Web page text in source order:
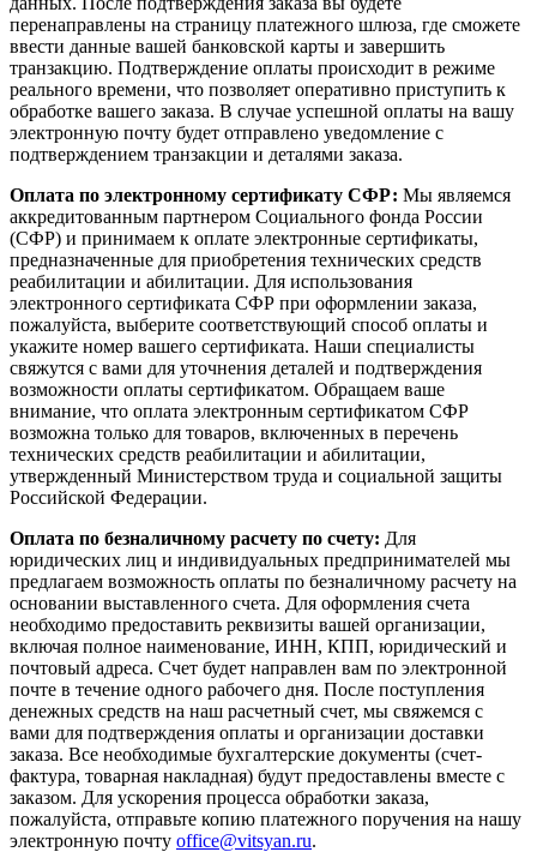
перенаправлены на страницу платежного шлюза, где сможете
ввести данные вашей банковской карты и завершить
транзакцию. Подтверждение оплаты происходит в режиме
реального времени, что позволяет оперативно приступить к
обработке вашего заказа. В случае успешной оплаты на вашу
электронную почту будет отправлено уведомление с
подтверждением транзакции и деталями заказа.
Оплата по электронному сертификату СФР: Мы являемся
аккредитованным партнером Социального фонда России
(СФР) и принимаем к оплате электронные сертификаты,
предназначенные для приобретения технических средств
реабилитации и абилитации. Для использования
электронного сертификата СФР при оформлении заказа,
пожалуйста, выберите соответствующий способ оплаты и
укажите номер вашего сертификата. Наши специалисты
свяжутся с вами для уточнения деталей и подтверждения
возможности оплаты сертификатом. Обращаем ваше
внимание, что оплата электронным сертификатом СФР
возможна только для товаров, включенных в перечень
технических средств реабилитации и абилитации,
утвержденный Министерством труда и социальной защиты
Российской Федерации.
Оплата по безналичному расчету по счету: Для
юридических лиц и индивидуальных предпринимателей мы
предлагаем возможность оплаты по безналичному расчету на
основании выставленного счета. Для оформления счета
необходимо предоставить реквизиты вашей организации,
включая полное наименование, ИНН, КПП, юридический и
почтовый адреса. Счет будет направлен вам по электронной
почте в течение одного рабочего дня. После поступления
денежных средств на наш расчетный счет, мы свяжемся с
вами для подтверждения оплаты и организации доставки
заказа. Все необходимые бухгалтерские документы (счет-
фактура, товарная накладная) будут предоставлены вместе с
заказом. Для ускорения процесса обработки заказа,
пожалуйста, отправьте копию платежного поручения на нашу
электронную почту office@vitsyan.ru.